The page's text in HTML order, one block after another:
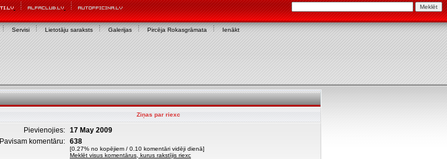
Servisi Lietotāju saraksts Galerijas Pircēja Rokasgrāmata Ienākt
Ziņas par riexc
Pievienojies: 17 May 2009
Pavisam komentāru: 638
[0.27% no kopējiem / 0.10 komentāri vidēji dienā]
Meklēt visus komentārus, kurus rakstījis riexc